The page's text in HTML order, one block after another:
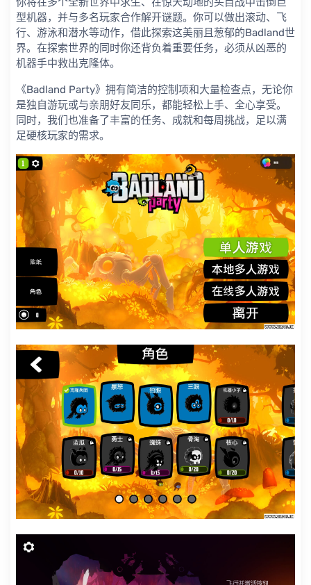
型机器，并与多名玩家合作解开谜题。你可以做出滚动、飞
行、游泳和潜水等动作，借此探索这美丽且葱郁的Badland世
界。在探索世界的同时你还背负着重要任务，必须从凶恶的
机器手中救出克隆体。
《Badland Party》拥有简洁的控制项和大量检查点，无论你
是独自游玩或与亲朋好友同乐，都能轻松上手、全心享受。
同时，我们也准备了丰富的任务、成就和每周挑战，足以满
足硬核玩家的需求。